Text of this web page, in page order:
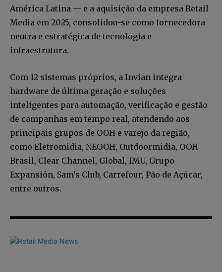
12,345
Fãs
5,678
Seguidores
12,345
América Latina — e a aquisição da empresa Retail
Media em 2025, consolidou-se como fornecedora
neutra e estratégica de tecnologia e
infraestrutura.
Com 12 sistemas próprios, a Invian integra
hardware de última geração e soluções
inteligentes para automação, verificação e gestão
de campanhas em tempo real, atendendo aos
principais grupos de OOH e varejo da região,
como Eletromidia, NEOOH, Outdoormidia, OOH
Brasil, Clear Channel, Global, IMU, Grupo
Expansión, Sam’s Club, Carrefour, Pão de Açúcar,
entre outros.